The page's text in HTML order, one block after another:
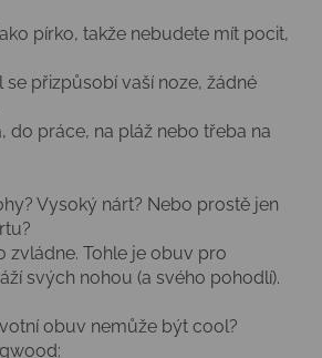
pírko, takže nebudete mít pocit,
se přizpůsobí vaší noze, žádné
do práce, na pláž nebo třeba na
Vysoký nárt? Nebo prostě jen
zvládne. Tohle je obuv pro
svých nohou (a svého pohodlí).
obuv nemůže být cool?